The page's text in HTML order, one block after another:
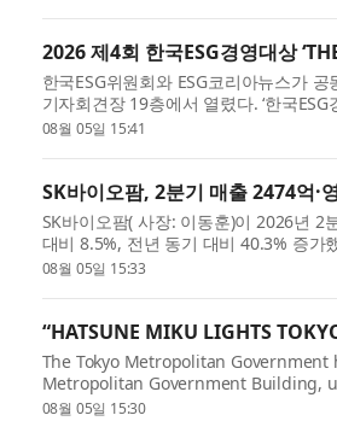
2026 제4회 한국ESG경영대상
한국ESG위원회와 ESG코리아뉴스가
기자회견장 19층에서 열렸다. ‘한국ESG
방공기업, 교...
08월 05일 15:41
SK바이오팜, 2분기 매출 2474억·
SK바이오팜( 사장: 이동훈)이 2026년
대비 8.5%, 전년 동기 대비 40.3% 증가
영된 ...
08월 05일 15:33
“HATSUNE MIKU LIGHTS
The Tokyo Metropolitan
Metropolitan Government Building,
efforts to create new...
08월 05일 15:30